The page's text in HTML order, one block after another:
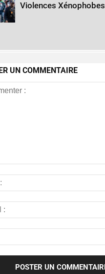
Violences Xénophobes
UN COMMENTAIRE